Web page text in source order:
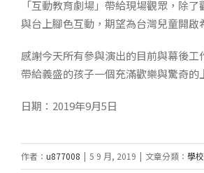
「互動教育劇場」帶給現場觀眾，除
與台上腳色互動，期望為台灣兒童開啟
感謝今天所有參與演出的目前與幕後工
帶給義盛的孩子一個充滿歡樂與驚奇的
日期：2019年9月5日
作者： u877008 | 5 9 月, 2019 | 文章分類： 學